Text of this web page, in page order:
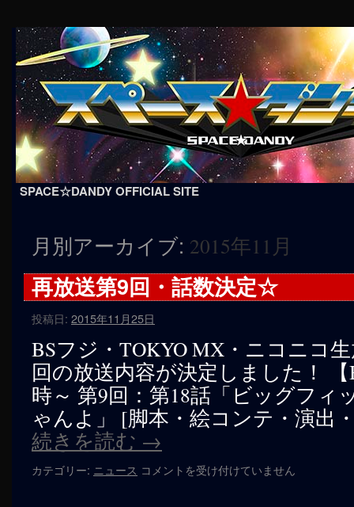
SPACE☆DANDY OFFICIAL SITE
テ
ン
へ
ッ
月別アーカイブ: 2015年11月
再放送第9回・話数決定☆
投稿日: 2015年11月25日
BSフジ・TOKYO MX・ニコニコ
回の放送内容が決定しました！ 【
時～ 第9回：第18話「ビッグフィ
ゃんよ」 [脚本・絵コンテ・演出
続きを読む →
カテゴリー: ニュース 再
コメントを受け付けていません